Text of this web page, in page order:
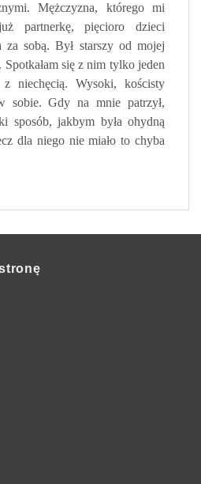
Mężczyzna, którego mi
partnerkę, pięcioro dzieci
sobą. Był starszy od mojej
się z nim tylko jeden
niechęcią. Wysoki, kościsty
sobie. Gdy na mnie patrzył,
sposób, jakbym była ohydną
dla niego nie miało to chyba